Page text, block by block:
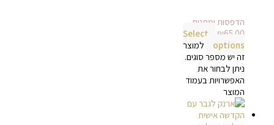
הדפסות ומתנות
₪65.00
Select
options
למוצר
זה יש מספר סוגים.
ניתן לבחור את
האפשרויות בעמוד
המוצר